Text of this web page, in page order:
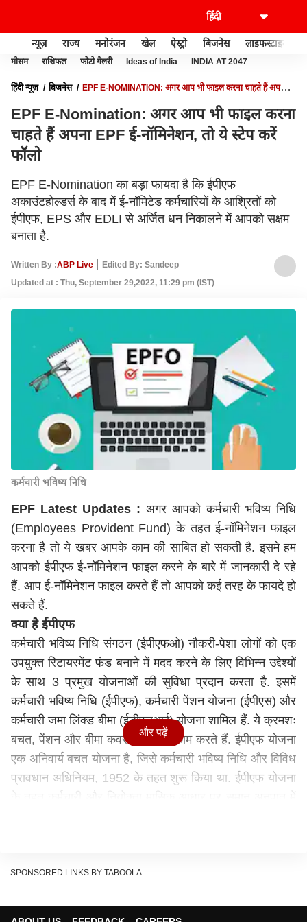
न्यूज़ राज्य मनोरंजन खेल ऐस्ट्रो बिजनेस लाइफस्टाइल
मौसम राशिफल फोटो गैलरी Ideas of India INDIA AT 2047
हिंदी न्यूज़ बिजनेस
EPF E-NOMINATION: अगर आप भी फाइल करना चाहते हैं अपना
EPF E-Nomination: अगर आप भी फाइल करना
चाहते हैं अपना EPF ई-नॉमिनेशन, तो ये स्टेप करें
फॉलो
EPF E-Nomination का बड़ा फायदा है कि ईपीएफ
अकाउंटहोल्डर्स के बाद में ई-नॉमिटेड कर्मचारियों के आश्रितों को
ईपीएफ, EPS और EDLI से अर्जित धन निकालने में आपको सक्षम
बनाता है.
Written By :ABP Live
Edited By: Sandeep
Updated at : Thu, September 29,2022, 11:29 pm (IST)
कर्मचारी भविष्य निधि
EPF Latest Updates : अगर आपको कर्मचारी भविष्य निधि
(Employees Provident Fund) के तहत ई-नॉमिनेशन फाइल
करना है तो ये खबर आपके काम की साबित हो सकती है. इसमे हम
आपको ईपीएफ ई-नॉमिनेशन फाइल करने के बारे में जानकारी दे रहे
हैं. आप ई-नॉमिनेशन फाइल करते हैं तो आपको कई तरह के फायदे हो
सकते हैं.
क्या है ईपीएफ
कर्मचारी भविष्य निधि संगठन (ईपीएफओ) नौकरी-पेशा लोगों को एक
उपयुक्त रिटायरमेंट फंड बनाने में मदद करने के लिए विभिन्न उद्देश्यों
के साथ 3 प्रमुख योजनाओं की सुविधा प्रदान करता है. इसमें
कर्मचारी भविष्य निधि (ईपीएफ), कर्मचारी पेंशन योजना (ईपीएस) और
कर्मचारी जमा लिंक्ड बीमा (ईडीएलआई) योजना शामिल हैं. ये क्रमशः
बचत, पेंशन और बीमा कवर के रूप में काम करते हैं. ईपीएफ योजना
एक अनिवार्य बचत योजना है, जिसे कर्मचारी भविष्य निधि और विविध
प्रावधान अधिनियम, 1952 के तहत शुरू किया था. ईपीएफ योजना
के बारे में जान लेना बेहद जरूरी है. ई-नॉमिनेशन का बड़ा फायदा है
और पढ़ें
SPONSORED LINKS BY TABOOLA